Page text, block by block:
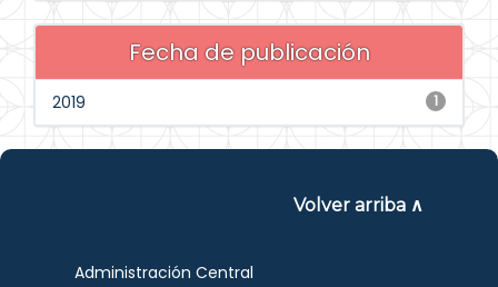
Fecha de publicación
1
2019
Volver arriba ∧
Administración Central